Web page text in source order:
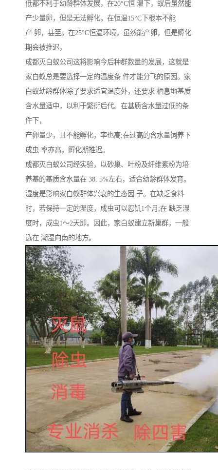
低都不利于幼龄群体发展，在20°C恒 温下，蚁后虽然能
产少量卵，但是无法孵化。在恒温15°C下根本不能
产 卵，甚至。在25°C恒温环境，虽然能产卵，但是孵化
期会被推迟，
成都灭白蚁公司这将影响今后种群数量的发展，这就是
家白蚁总是要选择一定的温度条 件才能分飞的原因。家
白蚁幼龄群体除了要求适宜温度外，还要求 栖息地基质
含水量适中，以利于繁衍后代。在基质含水量过低的条
件下，
产卵量少，且不能孵化，率也高;在过高的含水量饲养下
成虫 率亦髙，孵化期推迟。
成都灭白蚁公司经实验，以砂巢、叶粉及纤维素粉为培
养基的基质含水量在 38. 5%左右，适合幼龄群体发育。
湿度是影响家白蚁群体兴衰的生态因 子。在缺乏食料
时，若保持一定的湿度，成虫可以忍饥1个月;在 缺乏湿
度时，成虫1～2天即。因此，家白蚁建立新巢群，一般
选在 潮湿向南的地方。